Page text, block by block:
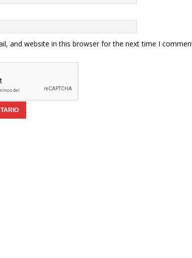
and website in this browser for the next time I